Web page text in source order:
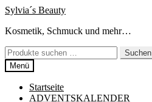
Zur
springen
Zum
springen
Sylvia´s Beauty
Kosmetik, Schmuck und mehr…
Suchen
nach:
Suchen
Menü
Startseite
ADVENTSKALENDER